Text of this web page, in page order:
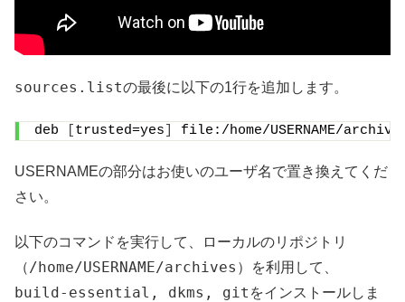
sources.listの最後に以下の1行を追加します。
deb trusted=yes file:/home/USERNAME/
USERNAMEの部分はお使いのユーザ名で置き換えてくだ
さい。
以下のコマンドを実行して、ローカルのリポジトリ
（/home/USERNAME/archives ）を利用して、
build-essential, dkms, git をインストールしま